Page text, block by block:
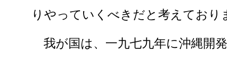
りやっていくべきだと考えており
我が国は、一九七九年に沖縄開